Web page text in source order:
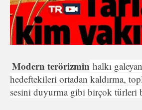
Modern terörizmin halkı
hedeftekileri ortadan kaldırma,
sesini duyurma gibi birçok türleri